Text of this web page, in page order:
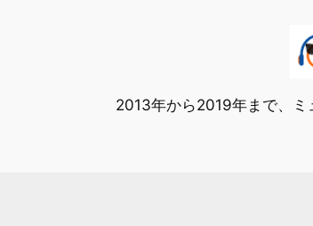
2013年から2019年まで、ミ